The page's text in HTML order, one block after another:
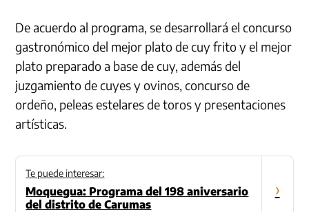
De acuerdo al programa, se desarrollará el concurso
gastronómico del mejor plato de cuy frito y el mejor
plato preparado a base de cuy, además del
juzgamiento de cuyes y ovinos, concurso de
ordeño, peleas estelares de toros y presentaciones
artísticas.
Te puede interesar:
Moquegua: Programa del 198 aniversario
del distrito de Carumas
›